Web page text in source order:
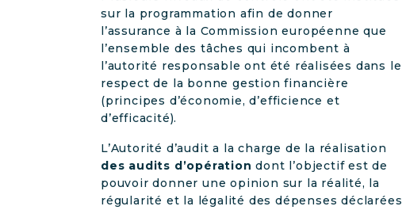
sur la programmation afin de donner
l’assurance à la Commission européenne que
l’ensemble des tâches qui incombent à
l’autorité responsable ont été réalisées dans le
respect de la bonne gestion financière
(principes d’économie, d’efficience et
d’efficacité).
L’Autorité d’audit a la charge de la réalisation
des audits d’opérationdont l’objectif est de
pouvoir donner une opinion sur la réalité, la
régularité et la légalité des dépenses déclarées